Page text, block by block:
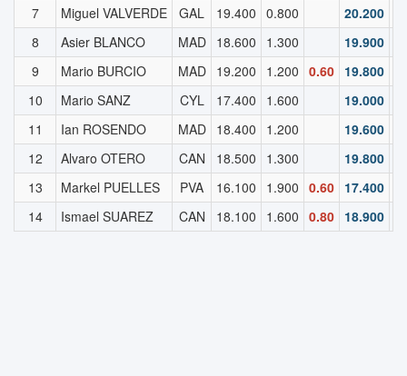
7
Miguel VALVERDE GAL 19.400 0.800 20.200
8
Asier BLANCO MAD 18.600 1.300 19.900
9
Mario BURCIO MAD 19.200 1.200 0.60 19.800
10
Mario SANZ CYL 17.400 1.600 19.000
11
Ian ROSENDO MAD 18.400 1.200 19.600
12
Alvaro OTERO CAN 18.500 1.300 19.800
13
Markel PUELLES PVA 16.100 1.900 0.60 17.400
14
Ismael SUAREZ CAN 18.100 1.600 0.80 18.900